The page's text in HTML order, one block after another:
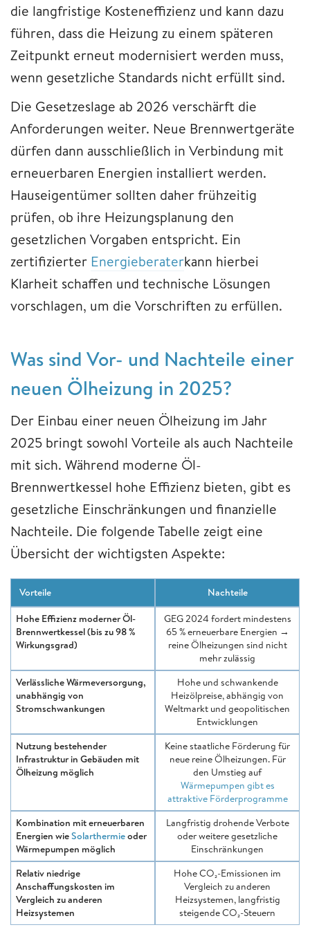
die langfristige Kosteneffizienz und kann dazu
führen, dass die Heizung zu einem späteren
Zeitpunkt erneut modernisiert werden muss,
wenn gesetzliche Standards nicht erfüllt sind.
Die Gesetzeslage ab 2026 verschärft die
Anforderungen weiter. Neue Brennwertgeräte
dürfen dann ausschließlich in Verbindung mit
erneuerbaren Energien installiert werden.
Hauseigentümer sollten daher frühzeitig
prüfen, ob ihre Heizungsplanung den
gesetzlichen Vorgaben entspricht. Ein
zertifizierter Energieberaterkann hierbei
Klarheit schaffen und technische Lösungen
vorschlagen, um die Vorschriften zu erfüllen.
Was sind Vor- und Nachteile einer
neuen Ölheizung in 2025?
Der Einbau einer neuen Ölheizung im Jahr
2025 bringt sowohl Vorteile als auch Nachteile
mit sich. Während moderne Öl-
Brennwertkessel hohe Effizienz bieten, gibt es
gesetzliche Einschränkungen und finanzielle
Nachteile. Die folgende Tabelle zeigt eine
Übersicht der wichtigsten Aspekte:
Vorteile
Nachteile
Hohe Effizienz moderner Öl-
Brennwertkessel (bis zu 98 %
Wirkungsgrad)
GEG 2024 fordert mindestens
65 % erneuerbare Energien →
reine Ölheizungen sind nicht
mehr zulässig
Verlässliche Wärmeversorgung,
unabhängig von
Stromschwankungen
Hohe und schwankende
Heizölpreise, abhängig von
Weltmarkt und geopolitischen
Entwicklungen
Nutzung bestehender
Infrastruktur in Gebäuden mit
Ölheizung möglich
Keine staatliche Förderung für
neue reine Ölheizungen. Für
den Umstieg auf
Wärmepumpen gibt es
attraktive Förderprogramme
Kombination mit erneuerbaren
Energien wieSolarthermieoder
Wärmepumpen möglich
Langfristig drohende Verbote
oder weitere gesetzliche
Einschränkungen
Relativ niedrige
Anschaffungskosten im
Vergleich zu anderen
Heizsystemen
Hohe CO₂-Emissionen im
Vergleich zu anderen
Heizsystemen, langfristig
steigende CO₂-Steuern